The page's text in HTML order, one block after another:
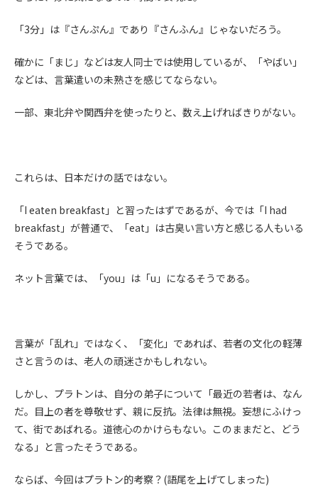
「3分」は『さんぷん』であり『さんふん』じゃないだろう。
確かに「まじ」などは友人同士では使用しているが、「やばい」
などは、言葉遣いの未熟さを感じてならない。
一部、東北弁や関西弁を使ったりと、数え上げればきりがない。
これらは、日本だけの話ではない。
「I eaten breakfast」と習ったはずであるが、今では「I had
breakfast」が普通で、「eat」は古臭い言い方と感じる人もいる
そうである。
ネット言葉では、「you」は「u」になるそうである。
言葉が「乱れ」ではなく、「変化」であれば、若者の文化の軽薄
さと言うのは、老人の頑迷さかもしれない。
しかし、プラトンは、自分の弟子について「最近の若者は、なん
だ。目上の者を尊敬せず、親に反抗。法律は無視。妄想にふけっ
て、街であばれる。道徳心のかけらもない。このままだと、どう
なる」と言ったそうである。
ならば、今回はプラトン的考察？(語尾を上げてしまった)
第6条（会員の禁止事項）
1. 会員は建設資料館WEB上で以下の行為をしないものとしま
(1) 第三者または管理者の著作権、その他知的所有権を侵害す
る行為
(2) 第三者または管理者の財産、プライバシー等を侵害する行
為
(3) 第三者または管理者を誹謗中傷する行為
(6) 管理者が承認していない営利を目的とした行為
(7) 公序良俗に反する行為
(8) 犯罪的行為に結びつく行為
(9) その他、法律に反する行為
(10) 建設資料館から知り得た情報及びダウンロードした情報
を、営利を目的として第三者に転売し、または転売のため
(1) 登録されている情報が、第6条の定める禁止事項に該当する
と管理者が、判断した場合
(3) 広告掲載料金の支払が遅延した場合
(4) その他、管理者が不適当と判断した場合
第8条（サービスの変更・中止等）
廃止を含み)し、本サービスの運営を中止または廃止することが